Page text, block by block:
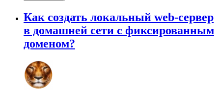
Как создать локальный web-сервер
в домашней сети с фиксированным
доменом?